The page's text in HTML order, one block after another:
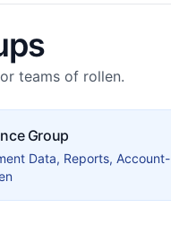
teams of rollen.
Group
Data, Reports, Account-